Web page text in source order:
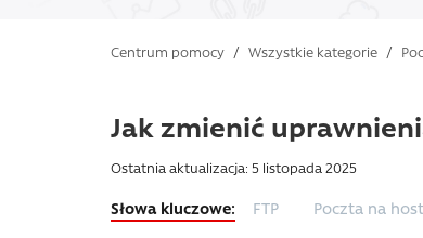
Centrum pomocy / Wszystkie kategorie /
Jak zmienić
Ostatnia aktualizacja: 5 listopada 2025
FTP
Poczta na